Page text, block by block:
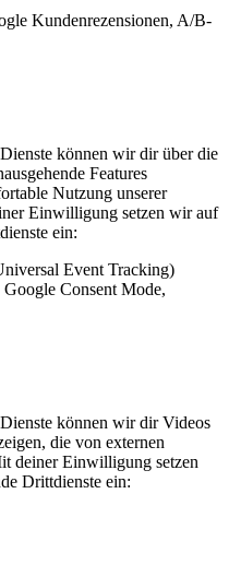
Kundenrezensionen, A/B-
können wir dir über die
Features
Nutzung unserer
Einwilligung setzen wir auf
ein:
Event Tracking)
Consent Mode,
können wir dir Videos
die von externen
deiner Einwilligung setzen
Drittdienste ein: